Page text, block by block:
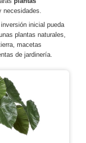
necesidades.
inicial pueda
plantas naturales,
macetas
de jardinería.